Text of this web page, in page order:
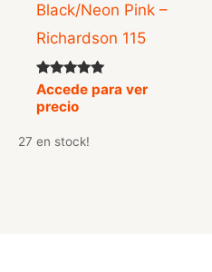
Black/Neon Pink –
Richardson 115
Valorado
con
5.00
Accede para ver
precio
27 en stock!